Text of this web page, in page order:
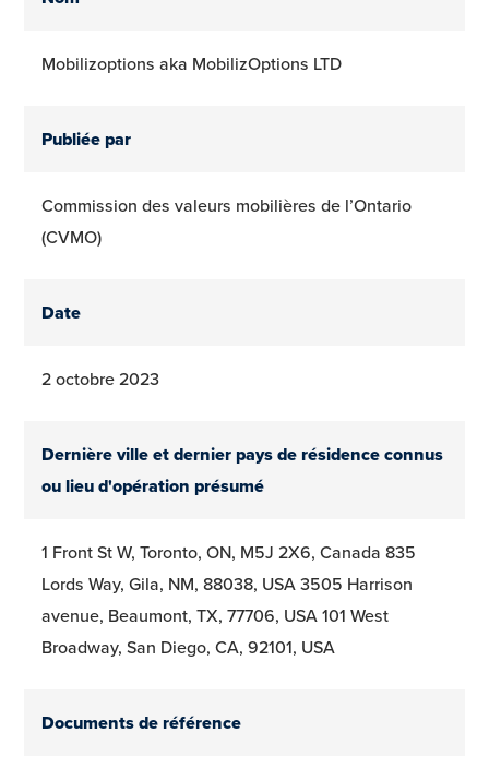
Mobilizoptions aka MobilizOptions LTD
Publiée par
Commission des valeurs mobilières de l’Ontario
(CVMO)
Date
2 octobre 2023
Dernière ville et dernier pays de résidence connus
ou lieu d'opération présumé
1 Front St W, Toronto, ON, M5J 2X6, Canada 835
Lords Way, Gila, NM, 88038, USA 3505 Harrison
avenue, Beaumont, TX, 77706, USA 101 West
Broadway, San Diego, CA, 92101, USA
Documents de référence